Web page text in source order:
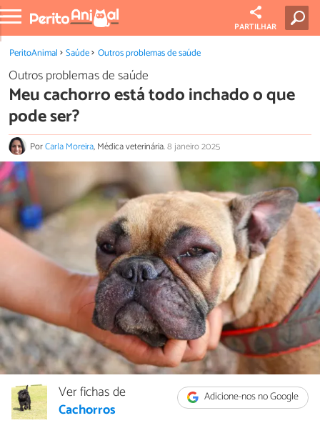
PARTILHAR
PeritoAnimal Saúde Outros problemas de saúde
Outros problemas de saúde
Meu cachorro está todo inchado o que
pode ser?
PorCarla Moreira, Médica veterinária.8 janeiro 2025
Adicione-nos no Google
Ver fichas de
Cachorros